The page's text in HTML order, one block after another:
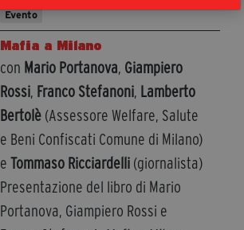
Evento
Mafia a Milano
con Mario Portanova, Giampiero
Rossi, Franco Stefanoni, Lamberto
Bertolè (Assessore Welfare, Salute
e Beni Confiscati Comune di Milano)
e Tommaso Ricciardelli (giornalista)
Presentazione del libro di Mario
Portanova, Giampiero Rossi e